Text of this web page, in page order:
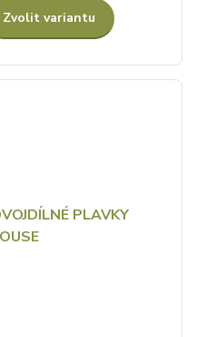
Zvolit variantu